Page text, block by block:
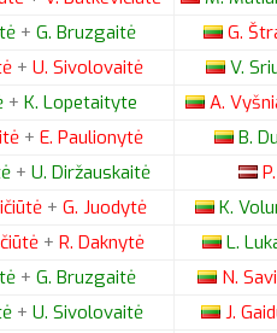
+ G. Bruzgaitė G.
+ U. Sivolovaitė V.
+ K. Lopetaityte A.
+ E. Paulionytė B.
+ U. Diržauskaitė P.
+ G. Juodytė K.
+ R. Daknytė L.
+ G. Bruzgaitė N.
+ U. Sivolovaitė J.